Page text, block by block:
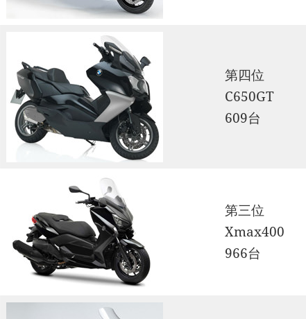
第四位
C650GT
609台
第三位
Xmax400
966台